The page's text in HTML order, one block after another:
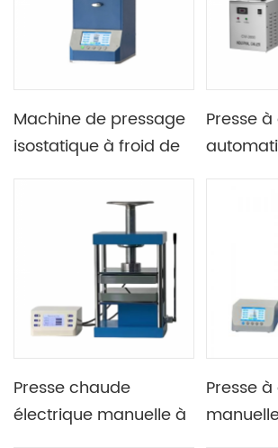
Machine de pressage
isostatique à froid de
électrique de CIP du
laboratoire 40T de
700MPa pour la presse
de granule
Presse
avec
en
Presse chaude
électrique manuelle à
Presse